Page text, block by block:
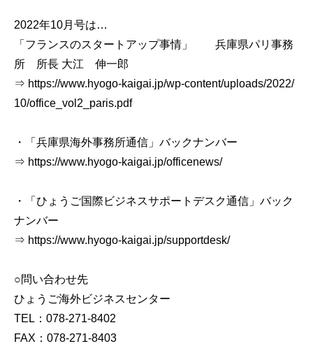
2022年10月号は…
「フランスのスタートアップ事情」 兵庫県パリ事務
所 所長 大江 伸一郎
⇒ https://www.hyogo-kaigai.jp/wp-content/uploads/2022/
10/office_vol2_paris.pdf
・「兵庫県海外事務所通信」バックナンバー
⇒ https://www.hyogo-kaigai.jp/officenews/
・「ひょうご国際ビジネスサポートデスク通信」バック
ナンバー
⇒ https://www.hyogo-kaigai.jp/supportdesk/
○問い合わせ先
ひょうご海外ビジネスセンター
TEL：078-271-8402
FAX：078-271-8403